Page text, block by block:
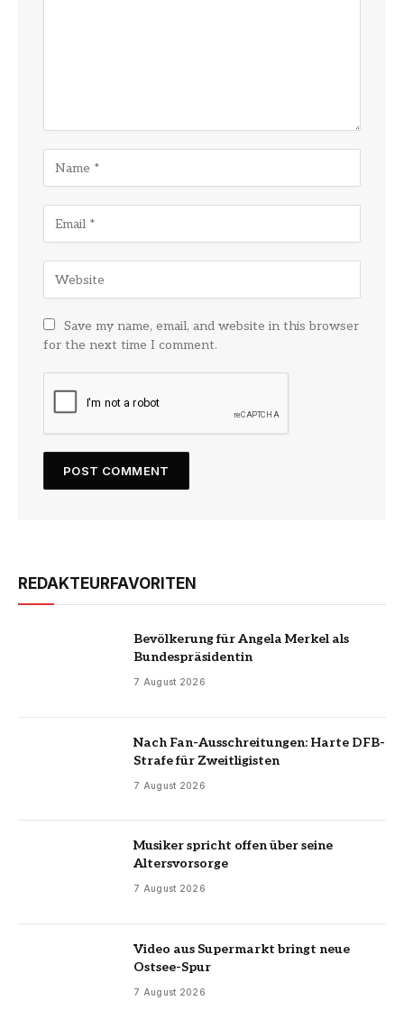
Save my name, email, and website in this browser
for the next time I comment.
REDAKTEURFAVORITEN
Bevölkerung für Angela Merkel als
Bundespräsidentin
7 August 2026
Nach Fan-Ausschreitungen: Harte DFB-
Strafe für Zweitligisten
7 August 2026
Musiker spricht offen über seine
Altersvorsorge
7 August 2026
Video aus Supermarkt bringt neue
Ostsee-Spur
7 August 2026